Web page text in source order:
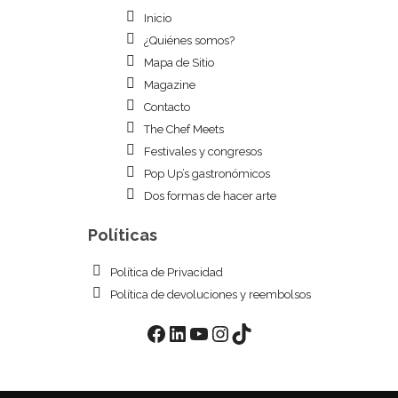
Inicio
¿Quiénes somos?
Mapa de Sitio
Magazine
Contacto
The Chef Meets
Festivales y congresos
Pop Up’s gastronómicos
Dos formas de hacer arte
Políticas
Política de Privacidad
Política de devoluciones y reembolsos
Facebook LinkedIn YouTube InstagramTikTok